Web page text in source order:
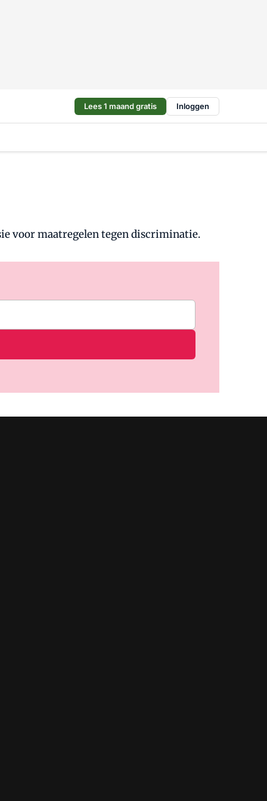
Lees 1 maand gratis Inloggen
voor maatregelen tegen discriminatie.